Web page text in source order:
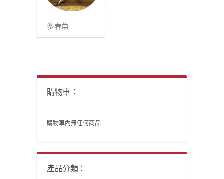
多春魚
購物車：
購物車內無任何商品
產品分類：